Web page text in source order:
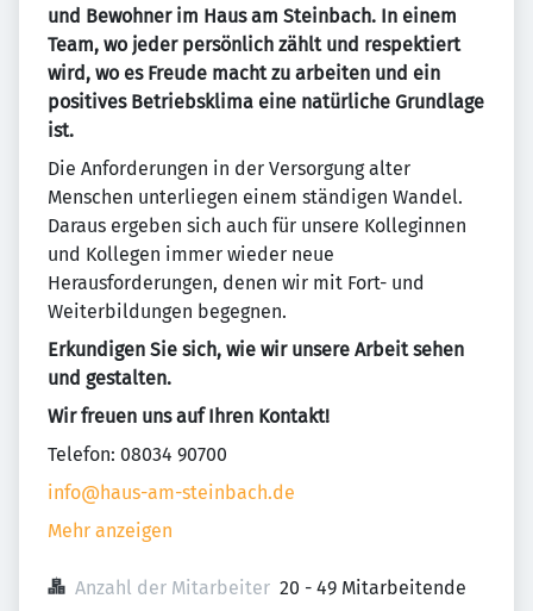
und Bewohner im Haus am Steinbach. In einem
Team, wo jeder persönlich zählt und respektiert
wird, wo es Freude macht zu arbeiten und ein
positives Betriebsklima eine natürliche Grundlage
ist.
Die Anforderungen in der Versorgung alter
Menschen unterliegen einem ständigen Wandel.
Daraus ergeben sich auch für unsere Kolleginnen
und Kollegen immer wieder neue
Herausforderungen, denen wir mit Fort- und
Weiterbildungen begegnen.
Erkundigen Sie sich, wie wir unsere Arbeit sehen
und gestalten.
Wir freuen uns auf Ihren Kontakt!
Telefon: 08034 90700
info@haus-am-steinbach.de
Mehr anzeigen
Anzahl der Mitarbeiter 20 - 49 Mitarbeitende